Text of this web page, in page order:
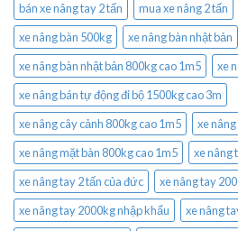
bán xe nâng tay 2 tấn
mua xe nâng 2 tấn
xe nâng bàn 500kg
xe nâng bàn nhật bản
xe nâng bàn nhật bản 800kg cao 1m5
xe
xe nâng bán tự động đi bộ 1500kg cao 3m
xe nâng cây cảnh 800kg cao 1m5
xe
xe nâng mặt bàn 800kg cao 1m5
xe nâng
xe nâng tay 2 tấn của đức
xe nâng tay
xe nâng tay 2000kg nhập khẩu
xe nâng